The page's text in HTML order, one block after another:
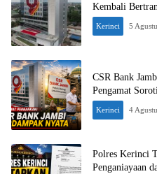
Kembali
Kerinci 5
CSR Bank
Pengamat
Kerinci 4
Polres Kerinci
Penganiayaan